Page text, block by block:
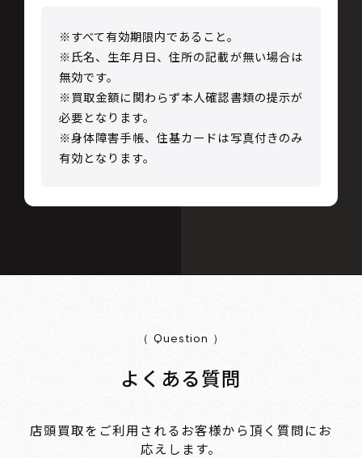
※すべて有効期限内であること。
※氏名、生年月日、住所の記載が無い場合は
無効です。
※買取金額に関わらず本人確認書類の提示が
必要となります。
※身体障害手帳、住基カードは写真付きのみ
有効となります。
（ Question ）
よくある質問
店頭買取をご利用されるお客様から頂く質問にお
応えします。